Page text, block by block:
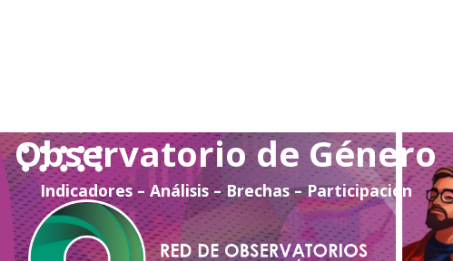
Observatorio de Género
Indicadores – Análisis – Brechas – Participación